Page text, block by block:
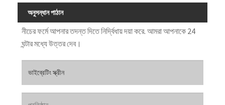
অনুসন্ধান পাঠান
নীচের ফর্মে আপনার তদন্ত দিতে নির্দ্বিধায় দয়া করে. আমরা আপনাকে 24
ঘন্টার মধ্যে উত্তর দেব।